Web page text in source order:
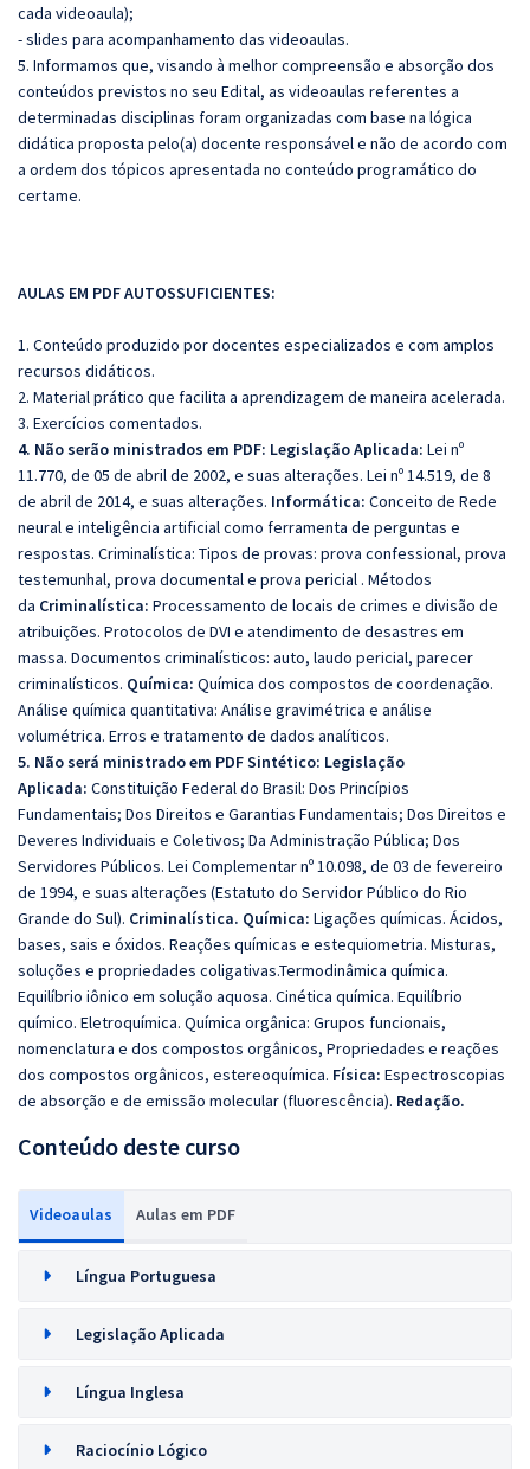
cada videoaula);
- slides para acompanhamento das videoaulas.
5. Informamos que, visando à melhor compreensão e absorção dos
conteúdos previstos no seu Edital, as videoaulas referentes a
determinadas disciplinas foram organizadas com base na lógica
didática proposta pelo(a) docente responsável e não de acordo com
a ordem dos tópicos apresentada no conteúdo programático do
certame.
AULAS EM PDF AUTOSSUFICIENTES:
1. Conteúdo produzido por docentes especializados e com amplos
recursos didáticos.
2. Material prático que facilita a aprendizagem de maneira acelerada.
3. Exercícios comentados.
4. Não serão ministrados em PDF: Legislação Aplicada: Lei nº
11.770, de 05 de abril de 2002, e suas alterações. Lei nº 14.519, de 8
de abril de 2014, e suas alterações. Informática: Conceito de Rede
neural e inteligência artificial como ferramenta de perguntas e
respostas. Criminalística: Tipos de provas: prova confessional, prova
testemunhal, prova documental e prova pericial . Métodos
da Criminalística: Processamento de locais de crimes e divisão de
atribuições. Protocolos de DVI e atendimento de desastres em
massa. Documentos criminalísticos: auto, laudo pericial, parecer
criminalísticos. Química: Química dos compostos de coordenação.
Análise química quantitativa: Análise gravimétrica e análise
volumétrica. Erros e tratamento de dados analíticos.
5. Não será ministrado em PDF Sintético: Legislação
Aplicada: Constituição Federal do Brasil: Dos Princípios
Fundamentais; Dos Direitos e Garantias Fundamentais; Dos Direitos e
Deveres Individuais e Coletivos; Da Administração Pública; Dos
Servidores Públicos. Lei Complementar nº 10.098, de 03 de fevereiro
de 1994, e suas alterações (Estatuto do Servidor Público do Rio
Grande do Sul). Criminalística. Química: Ligações químicas. Ácidos,
bases, sais e óxidos. Reações químicas e estequiometria. Misturas,
soluções e propriedades coligativas.Termodinâmica química.
Equilíbrio iônico em solução aquosa. Cinética química. Equilíbrio
químico. Eletroquímica. Química orgânica: Grupos funcionais,
nomenclatura e dos compostos orgânicos, Propriedades e reações
dos compostos orgânicos, estereoquímica. Física: Espectroscopias
de absorção e de emissão molecular (fluorescência). Redação.
Conteúdo deste curso
Videoaulas Aulas em PDF
Língua Portuguesa
Legislação Aplicada
Língua Inglesa
Raciocínio Lógico